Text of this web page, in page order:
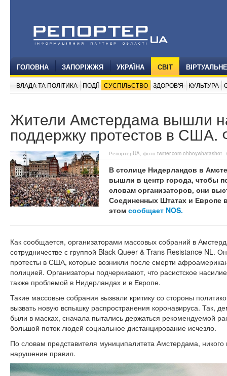
ГОЛОВНА ЗАПОРІЖЖЯ УКРАЇНА СВІТ
ВЛАДА ТА ПОЛІТИКА ПОДІЇ СУСПІЛЬСТВО ЗДОРОВ'Я КУЛЬТУРА
Жители Амстердама вышли
поддержку протестов в США.
РепортерUA, фото twitter.com.ohboywhatashot
В столице Нидерландов в
вышли в центр города, чтобы
словам организаторов, они
Соединенных Штатах и Европе
этом сообщает NOS.
Как сообщается, организаторами массовых собраний в
сотрудничестве с группой Black Queer & Trans Resistance NL.
протесты в США, которые возникли после смерти
полицией. Организаторы подчеркивают, что расистское
также проблемой в Нидерландах и в Европе.
Такие массовые собрания вызвали критику со стороны
вызвать новую вспышку распространения коронавируса. Так,
были в масках, сначала пытались держаться рекомендуемой
большой поток людей социальное дистанцирование исчезло.
По словам представителя муниципалитета Амстердама,
нарушение правил.